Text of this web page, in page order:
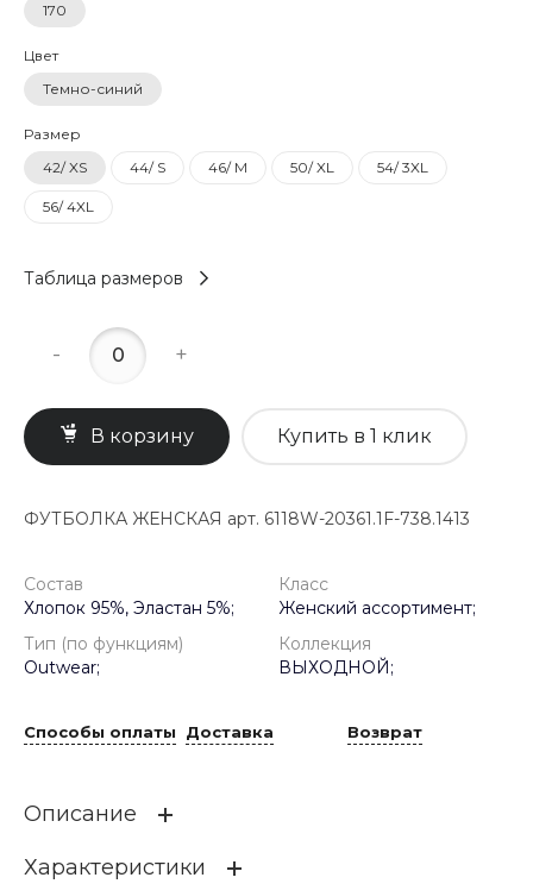
170
Цвет
Темно-синий
Размер
42/ XS
44/ S 46/ M 50/ XL 54/ 3XL
56/ 4XL
Таблица размеров
- +
В корзину Купить в 1 клик
ФУТБОЛКА ЖЕНСКАЯ арт. 6118W-20361.1F-738.1413
Состав
Хлопок 95%, Эластан 5%;
Класс
Женский ассортимент;
Тип (по функциям)
Outwear;
Коллекция
ВЫХОДНОЙ;
Способы оплаты Доставка Возврат
Описание
Классическая трикотажная футболка, прямого силуэта
Характеристики